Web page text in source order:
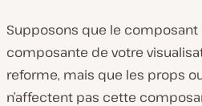
Supposons que le composant
composante de votre
reforme, mais que les props
n’affectent pas cette